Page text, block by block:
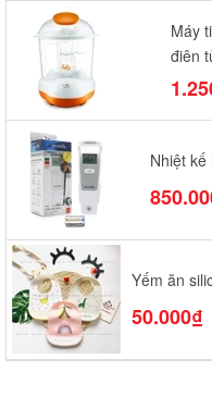
Máy
điện
Nhiệt kế
Yếm ăn
50.000₫